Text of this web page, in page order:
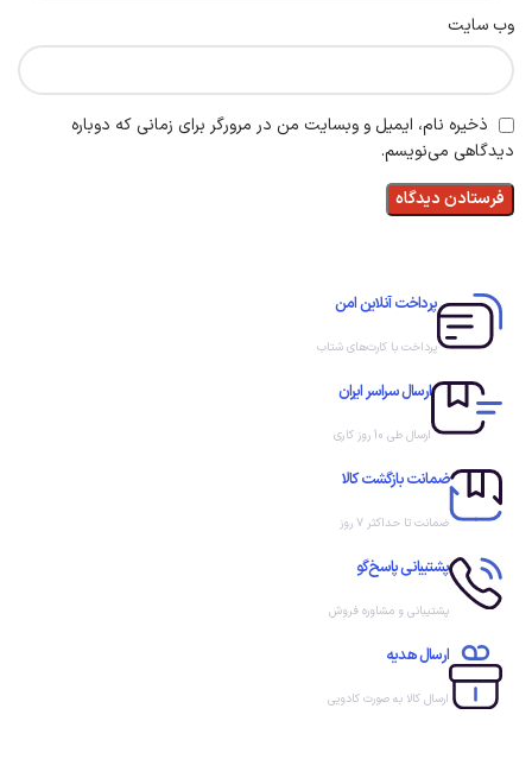
وب‌ سایت
ذخیره نام، ایمیل و وبسایت من در مرورگر برای زمانی که دوباره
دیدگاهی می‌نویسم.
پرداخت آنلاین امن
پرداخت با کارت‌های شتاب
ارسال سراسر ایران
ارسال طی 10 روز کاری
ضمانت بازگشت کالا
ضمانت تا حداکثر ۷ روز
پشتیبانی پاسخ‌گو
پشتیبانی و مشاوره فروش
ارسال هدیه
ارسال کالا به صورت کادویی